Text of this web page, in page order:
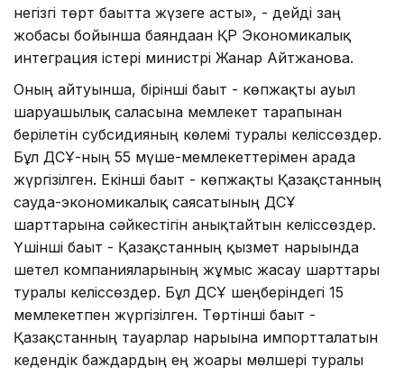
негізгі төрт бағытта жүзеге асты», - дейді заң
жобасы бойынша баяндаған ҚР Экономикалық
интеграция істері министрі Жанар Айтжанова.
Оның айтуынша, бірінші бағыт - көпжақты ауыл
шаруашылық саласына мемлекет тарапынан
берілетін субсидияның көлемі туралы келіссөздер.
Бұл ДСҰ-ның 55 мүше-мемлекеттерімен арада
жүргізілген. Екінші бағыт - көпжақты Қазақстанның
сауда-экономикалық саясатының ДСҰ
шарттарына сәйкестігін анықтайтын келіссөздер.
Үшінші бағыт - Қазақстанның қызмет нарығында
шетел компанияларының жұмыс жасау шарттары
туралы келіссөздер. Бұл ДСҰ шеңберіндегі 15
мемлекетпен жүргізілген. Төртінші бағыт -
Қазақстанның тауарлар нарығына импортталатын
кедендік баждардың ең жоғары мөлшері туралы